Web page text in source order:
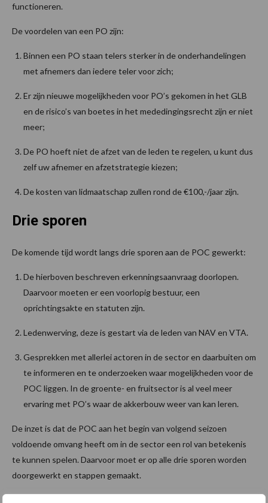
functioneren.
De voordelen van een PO zijn:
Binnen een PO staan telers sterker in de onderhandelingen
met afnemers dan iedere teler voor zich;
Er zijn nieuwe mogelijkheden voor PO’s gekomen in het GLB
en de risico’s van boetes in het mededingingsrecht zijn er niet
meer;
De PO hoeft niet de afzet van de leden te regelen, u kunt dus
zelf uw afnemer en afzetstrategie kiezen;
De kosten van lidmaatschap zullen rond de €100,-/jaar zijn.
Drie sporen
De komende tijd wordt langs drie sporen aan de POC gewerkt:
De hierboven beschreven erkenningsaanvraag doorlopen.
Daarvoor moeten er een voorlopig bestuur, een
oprichtingsakte en statuten zijn.
Ledenwerving, deze is gestart via de leden van NAV en VTA.
Gesprekken met allerlei actoren in de sector en daarbuiten om
te informeren en te onderzoeken waar mogelijkheden voor de
POC liggen. In de groente- en fruitsector is al veel meer
ervaring met PO’s waar de akkerbouw weer van kan leren.
De inzet is dat de POC aan het begin van volgend seizoen
voldoende omvang heeft om in de sector een rol van betekenis
te kunnen spelen. Daarvoor moet er op alle drie sporen worden
doorgewerkt en stappen gemaakt.